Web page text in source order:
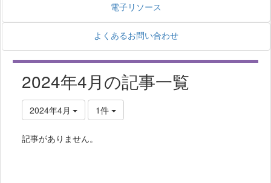
電子リソース
よくあるお問い合わせ
2024年4月の記事一覧
2024年4月 1件
記事がありません。